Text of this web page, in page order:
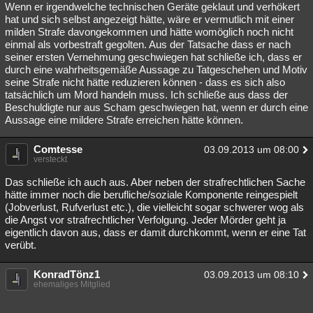
Wenn er irgendwelche technischen Geräte geklaut und verhökert
hat und sich selbst angezeigt hätte, wäre er vermutlich mit einer
milden Strafe davongekommen und hätte womöglich noch nicht
einmal als vorbestraft gegolten. Aus der Tatsache dass er nach
seiner ersten Vernehmung geschwiegen hat schließe ich, dass er
durch eine wahrheitsgemäße Aussage zu Tatgeschehen und Motiv
seine Strafe nicht hätte reduzieren können - dass es sich also
tatsächlich um Mord handeln muss. Ich schließe aus dass der
Beschuldigte nur aus Scham geschwiegen hat, wenn er durch eine
Aussage eine mildere Strafe erreichen hätte können.
Comtesse 03.09.2013 um 08:00
versteckt
Das schließe ich auch aus. Aber neben der strafrechtlichen Sache
hätte immer noch die berufliche/soziale Komponente reingespielt
(Jobverlust, Rufverlust etc.), die vielleicht sogar schwerer wog als
die Angst vor strafrechtlicher Verfolgung. Jeder Mörder geht ja
eigentlich davon aus, dass er damit durchkommt, wenn er eine Tat
verübt.
KonradTönz1 03.09.2013 um 08:10
ehemaliges Mitglied